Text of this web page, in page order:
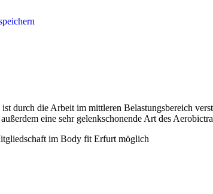
durch die Arbeit im mittleren Belastungsbereich
eine sehr gelenkschonende Art des
im Body fit Erfurt möglich